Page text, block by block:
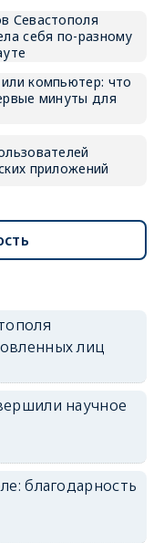
Севастополя
себя по-разному
компьютер: что
минуты для
приложений
лиц
научное
благодарность